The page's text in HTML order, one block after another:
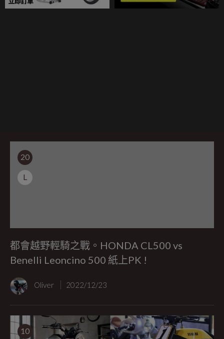
20
L
都會越野輕騎之戰。HONDA CL500 vs
Benelli Leoncino 500 紙上PK !
Oliver 2022/12/23
10